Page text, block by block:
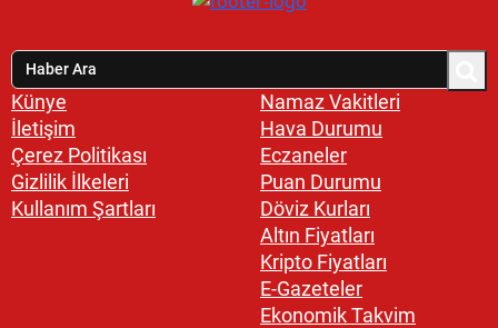
Künye
İletişim
Çerez Politikası
Gizlilik İlkeleri
Kullanım Şartları
Namaz Vakitleri
Hava Durumu
Eczaneler
Puan Durumu
Döviz Kurları
Altın Fiyatları
Kripto Fiyatları
E-Gazeteler
Ekonomik Takvim